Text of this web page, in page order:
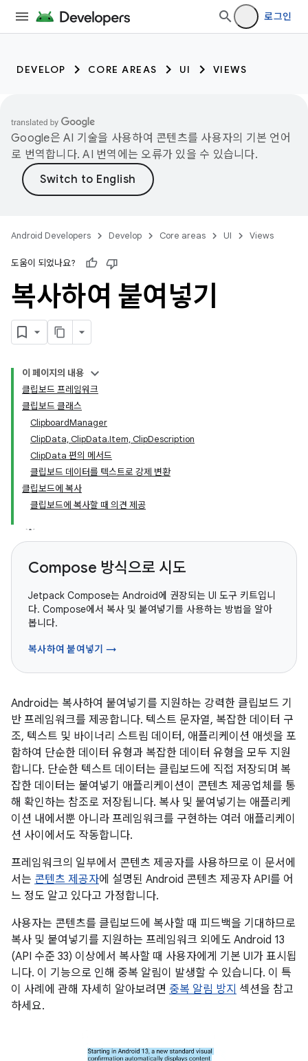
로그인
DEVELOP CORE AREAS UI VIEWS
Google은 AI 기술을 사용하여 콘텐츠를 사용자의 기본 언어
로 번역합니다. AI 번역에는 오류가 있을 수 있습니다.
Android Developers Develop Core areas UI Views
도움이 되었나요?
복사하여 붙여넣기
이 페이지의 내용
클립보드 프레임워크
클립보드 클래스
ClipboardManager
ClipData, ClipData.Item, ClipDescription
ClipData 편의 메서드
클립보드 데이터를 텍스트로 강제 변환
클립보드에 복사
클립보드에 복사할 때 의견 제공
Compose 방식으로 시도
Jetpack Compose는 Android에 권장되는 UI 도구 키트입니
다. Compose에서 복사 및 붙여넣기를 사용하는 방법을 알아
봅니다.
복사하여 붙여넣기 →
Android는 복사하여 붙여넣기를 지원하는 강력한 클립보드 기
반 프레임워크를 제공합니다. 텍스트 문자열, 복잡한 데이터 구
조, 텍스트 및 바이너리 스트림 데이터, 애플리케이션 애셋을 포
함하여 단순한 데이터 유형과 복잡한 데이터 유형을 모두 지원
합니다. 단순한 텍스트 데이터는 클립보드에 직접 저장되며 복
잡한 데이터는 붙여넣기 애플리케이션이 콘텐츠 제공업체를 통
해 확인하는 참조로 저장됩니다. 복사 및 붙여넣기는 애플리케
이션 내에서뿐 아니라 프레임워크를 구현하는 여러 애플리케이
션 사이에서도 작동합니다.
프레임워크의 일부에서 콘텐츠 제공자를 사용하므로 이 문서에
서는 콘텐츠 제공자에 설명된 Android 콘텐츠 제공자 API를 어
느 정도 알고 있다고 가정합니다.
사용자는 콘텐츠를 클립보드에 복사할 때 피드백을 기대하므로
복사 및 붙여넣기를 지원하는 프레임워크 외에도 Android 13
(API 수준 33) 이상에서 복사할 때 사용자에게 기본 UI가 표시됩
니다. 이 기능으로 인해 중복 알림이 발생할 수 있습니다. 이 특
이 사례에 관해 자세히 알아보려면 중복 알림 방지 섹션을 참고
하세요.